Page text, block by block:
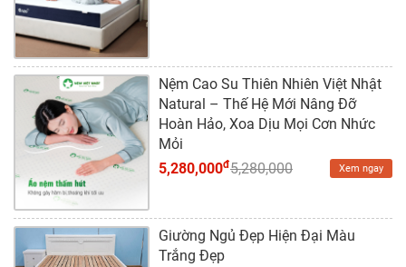
Nệm Cao Su Thiên Nhiên Việt Nhật
Natural – Thế Hệ Mới Nâng Đỡ
Hoàn Hảo, Xoa Dịu Mọi Cơn Nhức
Mỏi
5,280,000đ5,280,000 Xem ngay
Giường Ngủ Đẹp Hiện Đại Màu
Trắng Đẹp